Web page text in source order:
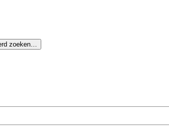
zoeken…